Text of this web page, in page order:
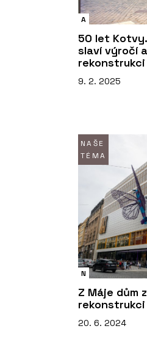
A
50 let
slaví výročí
rekonstrukci
9. 2. 2025
NAŠE
TÉMA
N
Z Máje dům
rekonstrukci
20. 6. 2024